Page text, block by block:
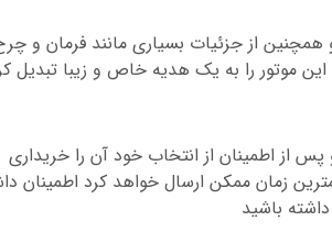
از جزئیات بسیاری مانند فرمان و
موتور را به یک هدیه خاص و زیبا تبدیل
از اطمینان از انتخاب خود آن را خریداری
زمان ممکن ارسال خواهد کرد اطمینان
باشید